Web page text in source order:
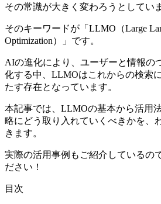
その常識が大きく変わろうとしてい
そのキーワードが「LLMO（Large
Optimization）」です。
AIの進化により、ユーザーと情報の
化する中、LLMOはこれからの検索
たす存在となっています。
本記事では、LLMOの基本から活用
略にどう取り入れていくべきかを、
きます。
実際の活用事例もご紹介しているの
ださい！
目次